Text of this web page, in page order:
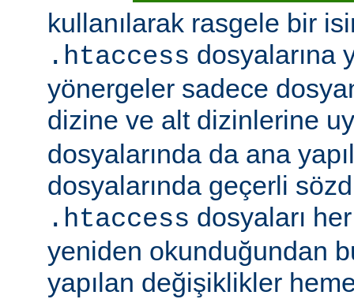
kullanılarak rasgele bir
.htaccess dosyalarına
yönergeler sadece
dizine ve alt dizinlerine
dosyalarında da ana
dosyalarında geçerli
.htaccess dosyaları
yeniden okunduğundan
yapılan değişiklikler